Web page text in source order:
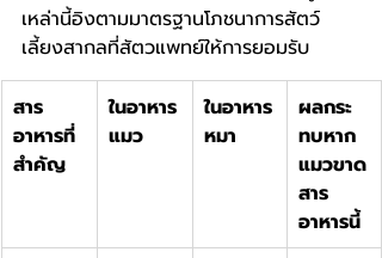
เหล่านี้อิงตามมาตรฐานโภชนาการสัตว์
เลี้ยงสากลที่สัตวแพทย์ให้การยอมรับ
สาร
อาหารที่
สำคัญ
ในอาหาร
แมว
ในอาหาร
หมา
ผลกระ
ทบหาก
แมวขาด
สาร
อาหารนี้